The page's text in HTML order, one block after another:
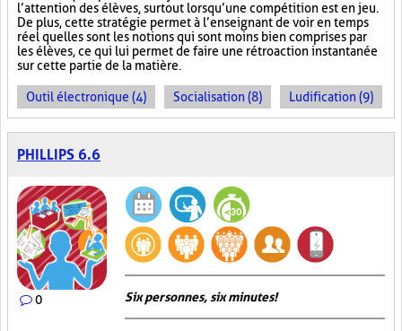
l’attention des élèves, surtout lorsqu’une compétition est en jeu.
De plus, cette stratégie permet à l’enseignant de voir en temps
réel quelles sont les notions qui sont moins bien comprises par
les élèves, ce qui lui permet de faire une rétroaction instantanée
sur cette partie de la matière.
Outil électronique (4) Socialisation (8) Ludification (9)
PHILLIPS 6.6
0 Six personnes, six minutes!